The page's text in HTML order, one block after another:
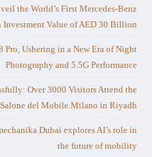
the World’s First Mercedes-Benz
Value of AED 30 Billion
Pro, Ushering in a New Era of Night
Photography and 5.5G Performance
Over 3000 Visitors Attend the
del Mobile.Milano in Riyadh
Dubai explores AI’s role in
the future of mobility